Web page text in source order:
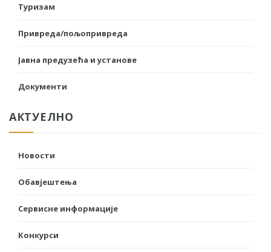
Туризам
Привреда/пољопривреда
Јавна предузећа и установе
Документи
АКТУЕЛНО
Новости
Обавјештења
Сервисне информације
Конкурси